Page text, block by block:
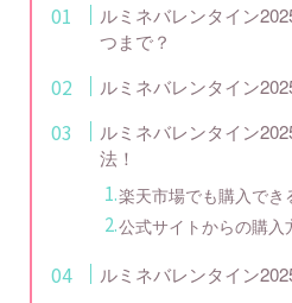
ルミネバレンタイン
つまで？
ルミネバレンタイン
ルミネバレンタイン
法！
楽天市場でも購入でき
公式サイトからの購入
ルミネバレンタイン